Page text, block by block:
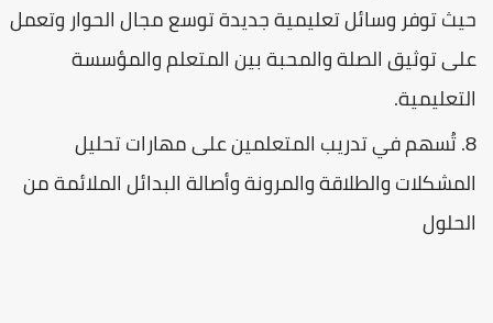
حيث توفر وسائل تعليمية جديدة توسع مجال الحوار وتعمل
على توثيق الصلة والمحبة بين المتعلم والمؤسسة
التعليمية.
تُسهم في تدريب المتعلمين على مهارات تحليل
المشكلات والطلاقة والمرونة وأصالة البدائل الملائمة من
الحلول